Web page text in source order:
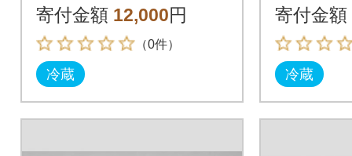
寄付金額 12,000円
（0件）
冷蔵
寄付金額
冷蔵